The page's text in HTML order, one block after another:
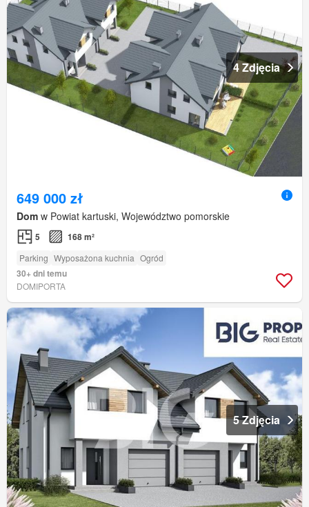
4 Zdjęcia
649 000 zł
Dom w Powiat kartuski, Województwo pomorskie
5 168 m²
Parking Wyposażona kuchnia Ogród
30+ dni temu
DOMIPORTA
5 Zdjęcia